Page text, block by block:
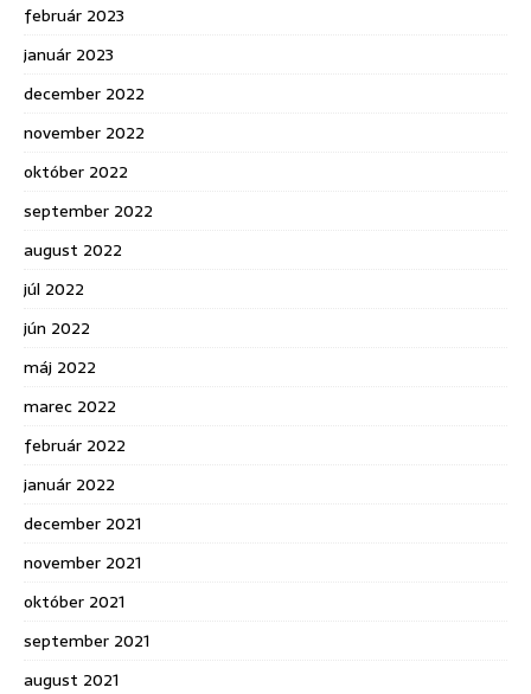
február 2023
január 2023
december 2022
november 2022
október 2022
september 2022
august 2022
júl 2022
jún 2022
máj 2022
marec 2022
február 2022
január 2022
december 2021
november 2021
október 2021
september 2021
august 2021